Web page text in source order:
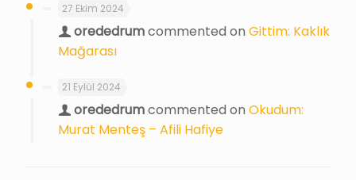
27 Ekim 2024
orededrumcommented on Gittim: Kaklık
Mağarası
21 Eylül 2024
orededrumcommented on Okudum:
Murat Menteş – Afili Hafiye